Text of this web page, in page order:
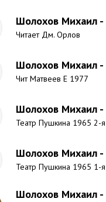
Шолохов Михаил -
Читает Дм. Орлов
Шолохов Михаил -
Чит Матвеев Е 1977
Шолохов Михаил -
Театр Пушкина 1965 2-я
Шолохов Михаил -
Театр Пушкина 1965 1-я
Шолохов Михаил -